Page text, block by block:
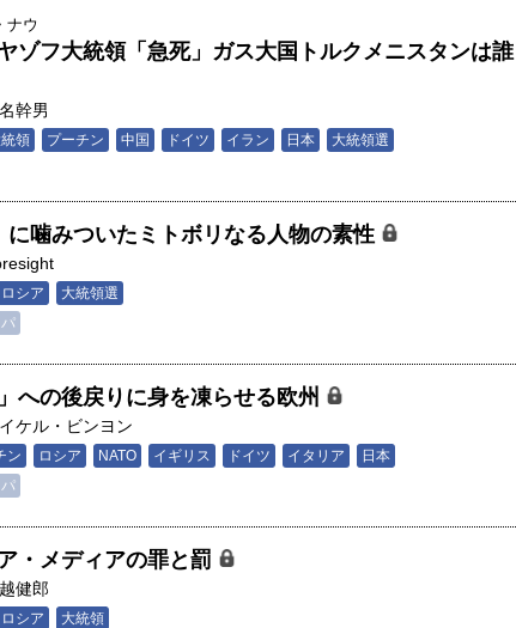
ナウ
ゾフ大統領「急死」ガス大国トルクメニスタンは誰
幹男
領 プーチン 中国 ドイツ イラン 日本 大統領選
に噛みついたミトボリなる人物の素性
ロシア 大統領選
への後戻りに身を凍らせる欧州
ケル・ビンヨン
ン ロシア NATO イギリス ドイツ イタリア 日本
・メディアの罪と罰
健郎
ロシア 大統領